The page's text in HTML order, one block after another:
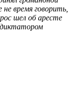
время говорить,
шел об аресте